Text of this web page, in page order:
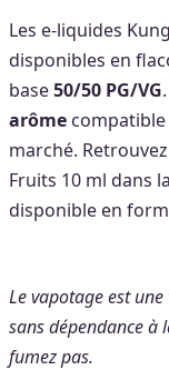
Les e-liquides
disponibles en
base50/50 PG/VG
arôme compatible
marché.
Fruits 10 ml dans
disponible en
Le vapotage est
sans dépendance à
fumez pas.